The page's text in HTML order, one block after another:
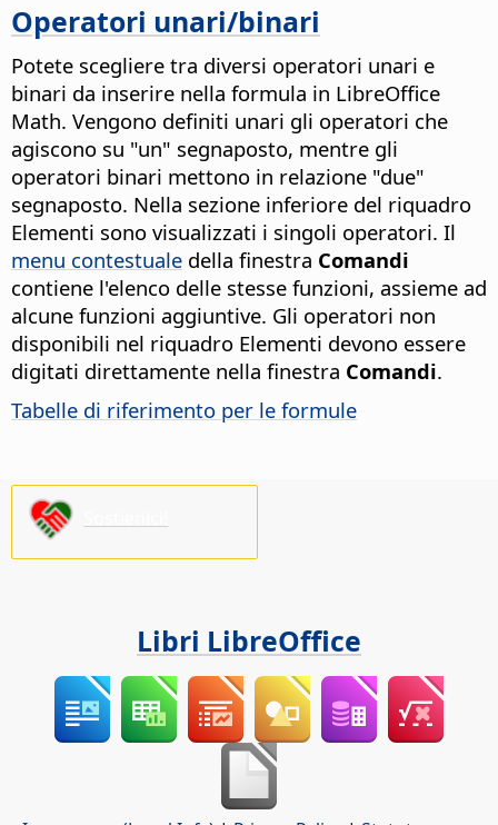
Operatori unari/binari
Potete scegliere tra diversi operatori unari e
binari da inserire nella formula in LibreOffice
Math. Vengono definiti unari gli operatori che
agiscono su "un" segnaposto, mentre gli
operatori binari mettono in relazione "due"
segnaposto. Nella sezione inferiore del riquadro
Elementi sono visualizzati i singoli operatori. Il
menu contestuale della finestra Comandi
contiene l'elenco delle stesse funzioni, assieme ad
alcune funzioni aggiuntive. Gli operatori non
disponibili nel riquadro Elementi devono essere
digitati direttamente nella finestra Comandi.
Tabelle di riferimento per le formule
Libri LibreOffice